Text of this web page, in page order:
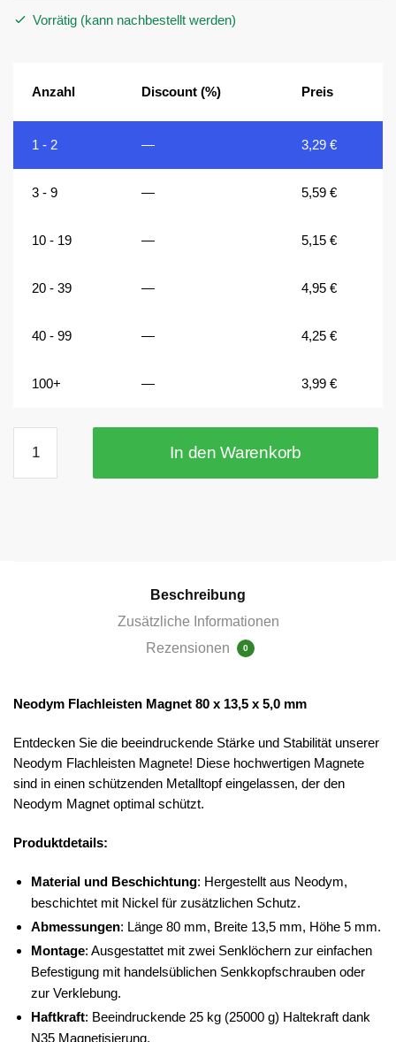
Vorrätig (kann nachbestellt werden)
Anzahl Discount (%) Preis
1 - 2 — 3,29€
3 - 9 — 5,59€
10 - 19 — 5,15€
20 - 39 — 4,95€
40 - 99 — 4,25€
100+ — 3,99€
mm
magnetische
In den Warenkorb
Beschreibung
Zusätzliche Informationen
Rezensionen
0
Neodym Flachleisten Magnet 80 x 13,5 x 5,0 mm
Entdecken Sie die beeindruckende Stärke und Stabilität unserer
Neodym Flachleisten Magnete! Diese hochwertigen Magnete
sind in einen schützenden Metalltopf eingelassen, der den
Neodym Magnet optimal schützt.
Produktdetails:
Material und Beschichtung: Hergestellt aus Neodym,
beschichtet mit Nickel für zusätzlichen Schutz.
Abmessungen: Länge 80 mm, Breite 13,5 mm, Höhe 5 mm.
Montage: Ausgestattet mit zwei Senklöchern zur einfachen
Befestigung mit handelsüblichen Senkkopfschrauben oder
zur Verklebung.
Haftkraft: Beeindruckende 25 kg (25000 g) Haltekraft dank
N35 Magnetisierung.